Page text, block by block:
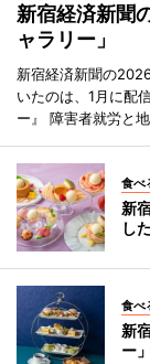
新宿経済新聞
ャラリー」
新宿経済新聞の
いたのは、1月に配
ー』 障害者就労と
食べ
新
し
食べ
新
ー